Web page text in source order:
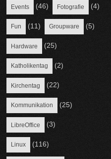
Events (46) Fotografie (4)
Fun (11) Groupware (5)
Hardware (25)
Katholikentag (2)
Kirchentag (22)
Kommunikation (25)
LibreOffice (3)
Linux (116)